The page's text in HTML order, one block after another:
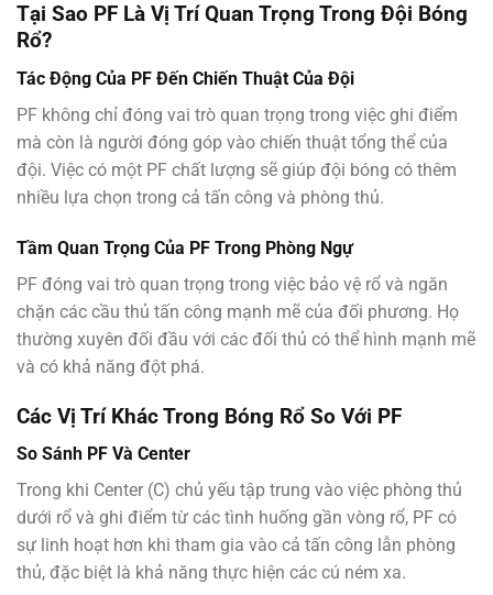
Tại Sao PF Là Vị Trí Quan Trọng Trong Đội Bóng
Rổ?
Tác Động Của PF Đến Chiến Thuật Của Đội
PF không chỉ đóng vai trò quan trọng trong việc ghi điểm
mà còn là người đóng góp vào chiến thuật tổng thể của
đội. Việc có một PF chất lượng sẽ giúp đội bóng có thêm
nhiều lựa chọn trong cả tấn công và phòng thủ.
Tầm Quan Trọng Của PF Trong Phòng Ngự
PF đóng vai trò quan trọng trong việc bảo vệ rổ và ngăn
chặn các cầu thủ tấn công mạnh mẽ của đối phương. Họ
thường xuyên đối đầu với các đối thủ có thể hình mạnh mẽ
và có khả năng đột phá.
Các Vị Trí Khác Trong Bóng Rổ So Với PF
So Sánh PF Và Center
Trong khi Center (C) chủ yếu tập trung vào việc phòng thủ
dưới rổ và ghi điểm từ các tình huống gần vòng rổ, PF có
sự linh hoạt hơn khi tham gia vào cả tấn công lẫn phòng
thủ, đặc biệt là khả năng thực hiện các cú ném xa.